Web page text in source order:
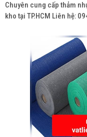
Chuyên cung cấp thảm
kho tại TP.HCM